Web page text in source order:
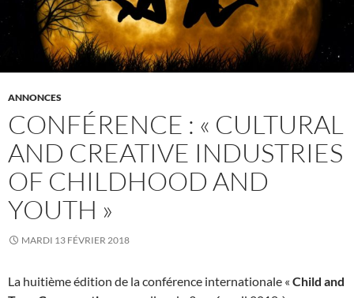
ANNONCES
CONFÉRENCE : « CULTURAL
AND CREATIVE INDUSTRIES
OF CHILDHOOD AND
YOUTH »
MARDI 13 FÉVRIER 2018
La huitième édition de la conférence internationale « Child and